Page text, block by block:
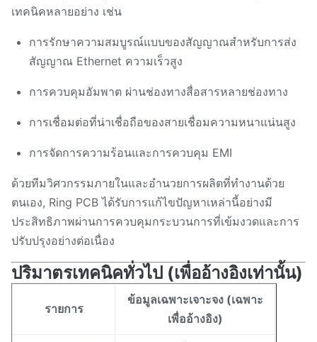
เทคนิคหลายอย่าง เช่น
การรักษาความสมบูรณ์แบบของสัญญาณสําหรับการส่ง
สัญญาณ Ethernet ความเร็วสูง
การควบคุมอัมพาต ผ่านช่องทางสื่อสารหลายช่องทาง
การเชื่อมต่อที่น่าเชื่อถือของสายเชื่อมความหนาแน่นสูง
การจัดการความร้อนและการควบคุม EMI
ด้วยทีมวิศวกรรมภายในและอํานวยการผลิตที่ทํางานด้วย
ตนเอง, Ring PCB ได้รับการแก้ไขปัญหาเหล่านี้อย่างมี
ประสิทธิภาพผ่านการควบคุมกระบวนการที่เข้มงวดและการ
ปรับปรุงอย่างต่อเนื่อง
ปริมาตรเทคนิคทั่วไป (เพื่ออ้างอิงเท่านั้น)
รายการ
ข้อมูลเฉพาะเจาะจง (เฉพาะ
เพื่ออ้างอิง)